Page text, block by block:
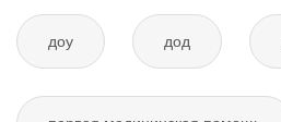
доу дод